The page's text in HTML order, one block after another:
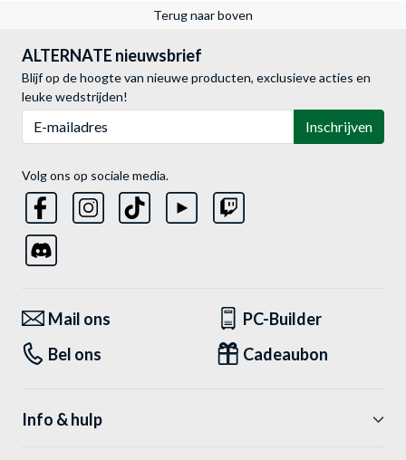
Terug naar boven
ALTERNATE nieuwsbrief
Blijf op de hoogte van nieuwe producten, exclusieve acties en
leuke wedstrijden!
Inschrijven
Volg ons op sociale media.
Mail ons
PC-Builder
Bel ons
Cadeaubon
Info & hulp